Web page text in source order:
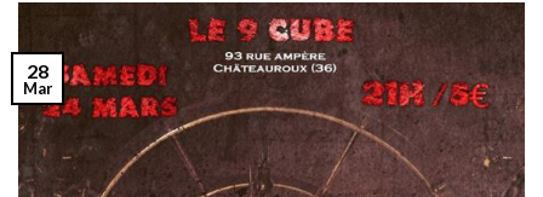
28
Mar